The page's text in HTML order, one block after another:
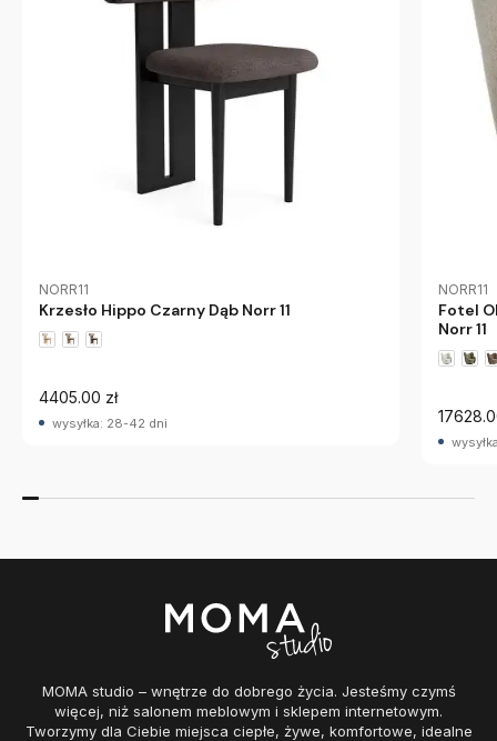
NORR11
Krzesło Hippo Czarny Dąb Norr 11
4405.00 zł
wysyłka: 28-42 dni
NORR11
Fotel
Norr 11
MOMA studio – wnętrze do dobrego życia. Jesteśmy czymś
więcej, niż salonem meblowym i sklepem internetowym.
Tworzymy dla Ciebie miejsca ciepłe, żywe, komfortowe, idealne